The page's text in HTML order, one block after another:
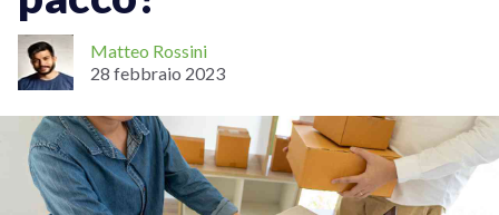
Matteo Rossini
28 febbraio 2023